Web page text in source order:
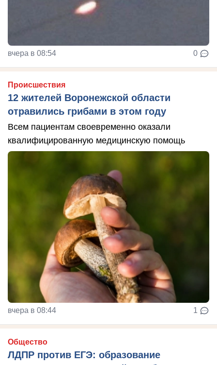
вчера в 08:54 0
Происшествия
12 жителей Воронежской области
отравились грибами в этом году
Всем пациентам своевременно оказали
квалифицированную медицинскую помощь
вчера в 08:44 1
Общество
ЛДПР против ЕГЭ: образование